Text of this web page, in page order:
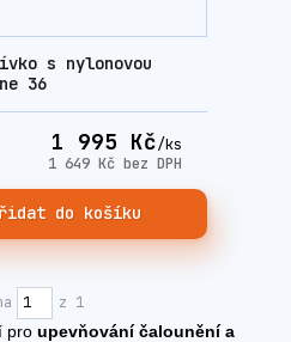
s nylonovou
36
1 995 Kč/ks
1 649 Kč bez DPH
do košíku
z 1
proupevňování čalounění a